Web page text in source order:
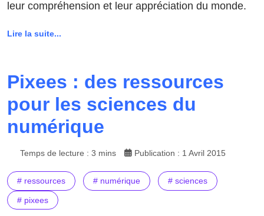
leur compréhension et leur appréciation du monde.
Lire la suite...
Pixees : des ressources
pour les sciences du
numérique
Temps de lecture : 3 mins Publication : 1 Avril 2015
# ressources # numérique # sciences
# pixees